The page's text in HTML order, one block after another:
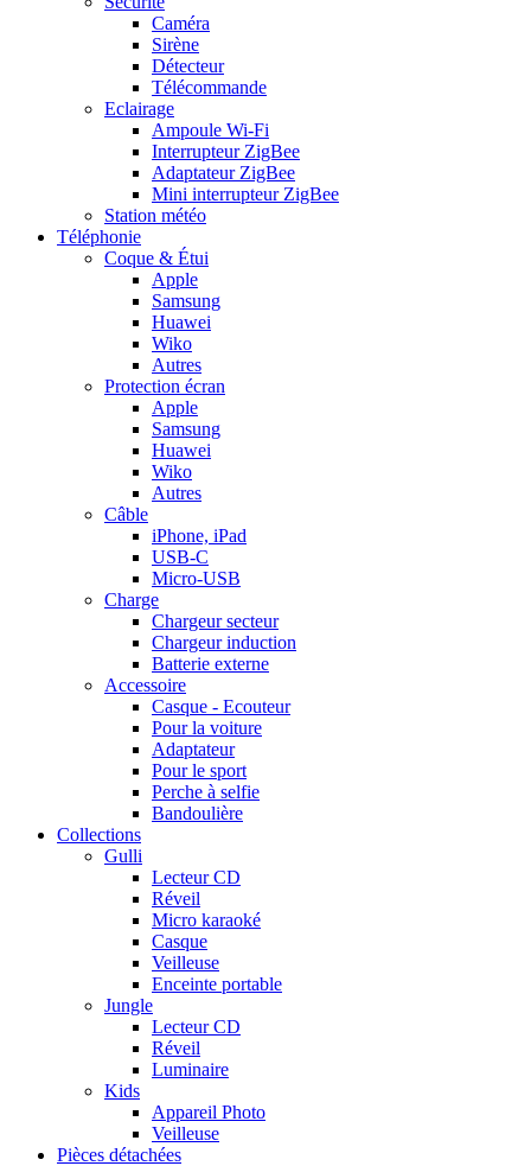
Caméra
Sirène
Détecteur
Télécommande
Eclairage
Ampoule Wi-Fi
Interrupteur ZigBee
Adaptateur ZigBee
Mini interrupteur ZigBee
Station météo
Téléphonie
Coque & Étui
Apple
Samsung
Huawei
Wiko
Autres
Protection écran
Apple
Samsung
Huawei
Wiko
Autres
Câble
iPhone, iPad
USB-C
Micro-USB
Charge
Chargeur secteur
Chargeur induction
Batterie externe
Accessoire
Casque - Ecouteur
Pour la voiture
Adaptateur
Pour le sport
Perche à selfie
Bandoulière
Collections
Gulli
Lecteur CD
Réveil
Micro karaoké
Casque
Veilleuse
Enceinte portable
Jungle
Lecteur CD
Réveil
Luminaire
Kids
Appareil Photo
Veilleuse
Pièces détachées